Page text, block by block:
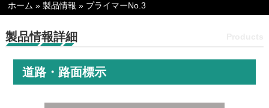
ホーム »製品情報 » プライマーNo.3
製品情報詳細
道路・路面標示